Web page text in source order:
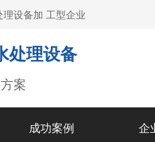
设备加 工型企业
处理设备
案
成功案例 企